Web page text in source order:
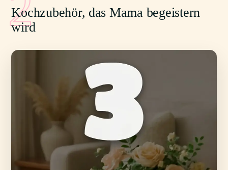
Kochzubehör, das Mama begeistern
wird